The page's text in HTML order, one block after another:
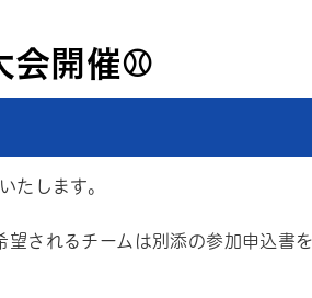
会開催⚾
たします。
されるチームは別添の参加申込書